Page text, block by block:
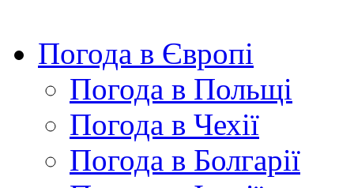
Погода в Європі
Погода в Польщі
Погода в Чехії
Погода в Болгарії